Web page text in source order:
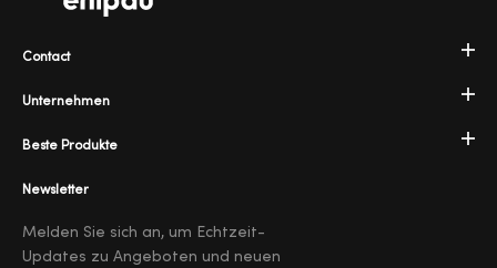
Unternehmen
Beste Produkte
Contact
Newsletter
Melden Sie sich an, um Echtzeit-
Updates zu Angeboten und neuen